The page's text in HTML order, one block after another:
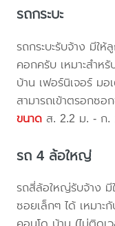
รถกระบะ
รถกระบะรับจ้าง มีใ
คอกครับ เหมาะสำ
บ้าน เฟอร์นิเจอร์ ม
สามารถเข้าตรอกซ
ขนาด ส. 2.2 ม. - ก.
รถ 4 ล้อใหญ่
รถสี่ล้อใหญ่รับจ้าง มี
ซอยเล็กๆ ได้ เหมา